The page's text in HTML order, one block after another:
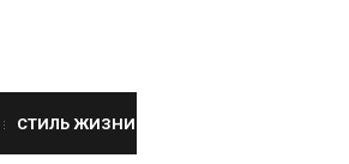
СТИЛЬ ЖИЗНИ